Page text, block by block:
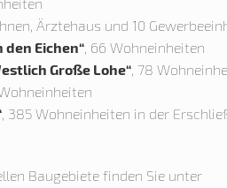
Ärztehaus und 10
den Eichen“, 66 Wohneinheiten
Große Lohe“, 78
, 385 Wohneinheiten in der
Baugebiete finden Sie unter